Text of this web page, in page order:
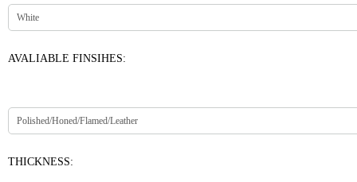
AVALIABLE FINSIHES:
THICKNESS: